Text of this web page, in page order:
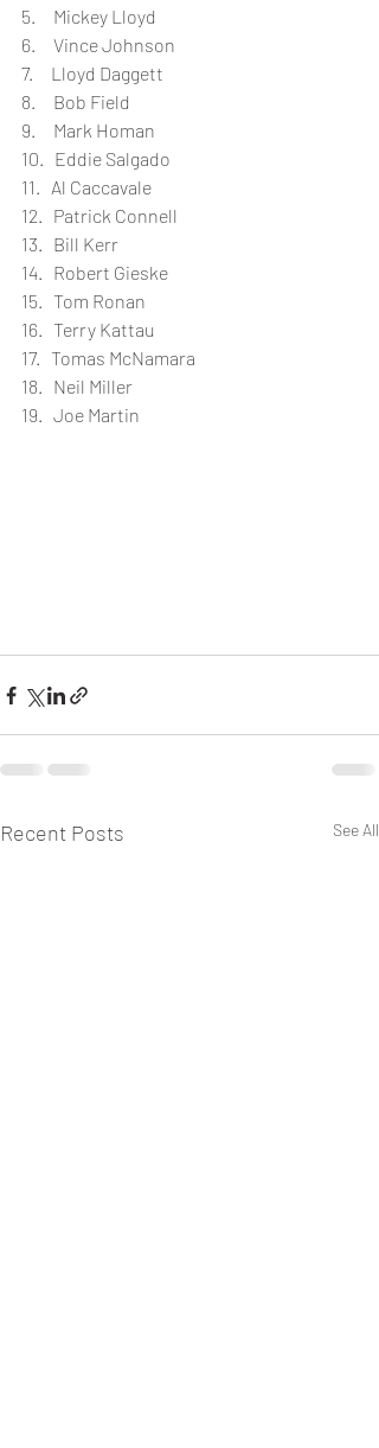
5.     Mickey Lloyd
6.     Vince Johnson
7.     Lloyd Daggett
8.     Bob Field
9.     Mark Homan
10.   Eddie Salgado
11.   Al Caccavale
12.   Patrick Connell
13.   Bill Kerr
14.   Robert Gieske
15.   Tom Ronan
16.   Terry Kattau
17.   Tomas McNamara
18.   Neil Miller
19.   Joe Martin
Recent Posts See All